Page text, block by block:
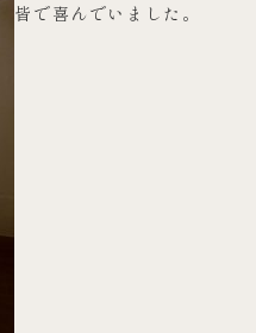
皆で喜んでいました。